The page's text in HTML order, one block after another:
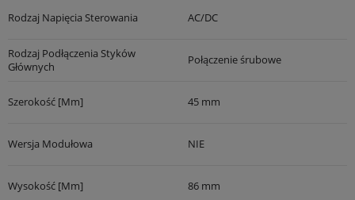
Rodzaj Napięcia Sterowania AC/DC
Rodzaj Podłączenia Styków
Głównych
Połączenie śrubowe
Szerokość [mm] 45 mm
Wersja Modułowa NIE
Wysokość [mm] 86 mm